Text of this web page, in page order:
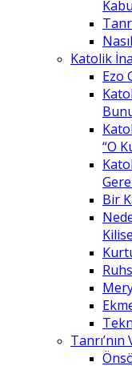
Katolik
Ezo
“O
Bir